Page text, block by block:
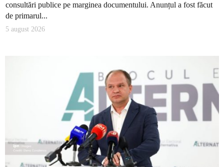
consultări publice pe marginea documentului. Anunțul a fost făcut
de primarul...
5 august 2026